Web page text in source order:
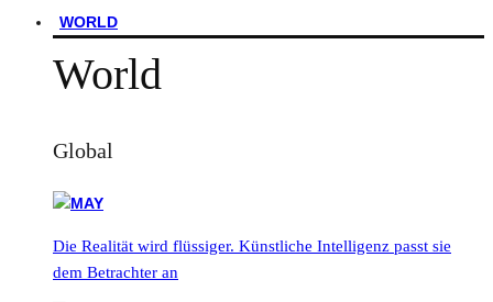
WORLD
World
Global
Die Realität wird flüssiger. Künstliche Intelligenz passt sie
dem Betrachter an